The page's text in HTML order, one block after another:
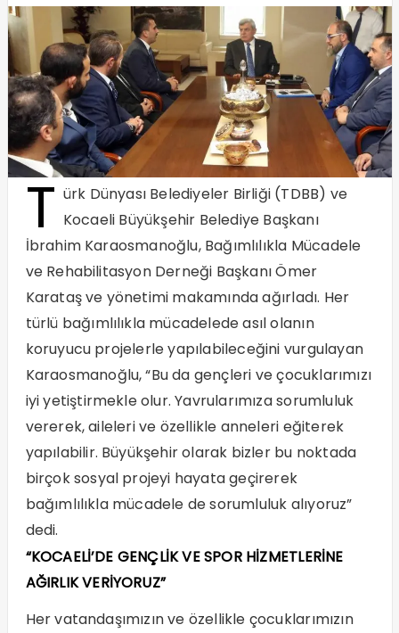
T ürk Dünyası Belediyeler Birliği (TDBB) ve
Kocaeli Büyükşehir Belediye Başkanı
İbrahim Karaosmanoğlu, Bağımlılıkla Mücadele
ve Rehabilitasyon Derneği Başkanı Ömer
Karataş ve yönetimi makamında ağırladı. Her
türlü bağımlılıkla mücadelede asıl olanın
koruyucu projelerle yapılabileceğini vurgulayan
Karaosmanoğlu, “Bu da gençleri ve çocuklarımızı
iyi yetiştirmekle olur. Yavrularımıza sorumluluk
vererek, aileleri ve özellikle anneleri eğiterek
yapılabilir. Büyükşehir olarak bizler bu noktada
birçok sosyal projeyi hayata geçirerek
bağımlılıkla mücadele de sorumluluk alıyoruz”
dedi.
“KOCAELİ’DE GENÇLİK VE SPOR HİZMETLERİNE
AĞIRLIK VERİYORUZ”
Her vatandaşımızın ve özellikle çocuklarımızın